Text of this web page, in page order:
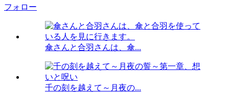
フォロー
傘さんと合羽さんは、傘...
千の刻を越えて～月夜の...